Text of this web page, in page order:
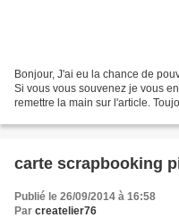
Bonjour, J'ai eu la chance de
Si vous vous souvenez je vous
remettre la main sur l'article.
carte scrapbooking
Publié le 26/09/2014 à 16:58
Par createlier76